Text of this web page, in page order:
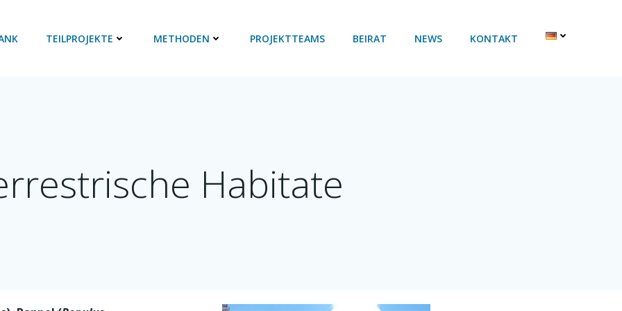
TEILPROJEKTE METHODEN PROJEKTTEAMS BEIRAT NEWS KONTAKT
Habitate